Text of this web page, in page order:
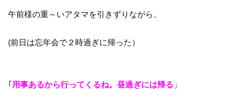
午前様の重～いアタマを引きずりながら、
(前日は忘年会で２時過ぎに帰った）
｢用事あるから行ってくるね。昼過ぎには帰る 」